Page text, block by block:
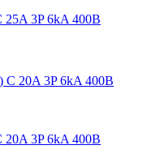
25A 3P 6kA 400В
20A 3P 6kA 400В